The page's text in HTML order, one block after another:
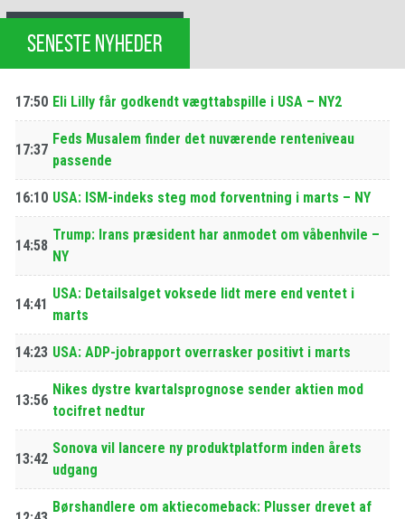
SENESTE NYHEDER
17:50 Eli Lilly får godkendt vægttabspille i USA – NY2
17:37
Feds Musalem finder det nuværende renteniveau
passende
16:10 USA: ISM-indeks steg mod forventning i marts – NY
14:58
Trump: Irans præsident har anmodet om våbenhvile –
NY
14:41
USA: Detailsalget voksede lidt mere end ventet i
marts
14:23 USA: ADP-jobrapport overrasker positivt i marts
13:56
Nikes dystre kvartalsprognose sender aktien mod
tocifret nedtur
13:42
Sonova vil lancere ny produktplatform inden årets
udgang
Børshandlere om aktiecomeback: Plusser drevet af